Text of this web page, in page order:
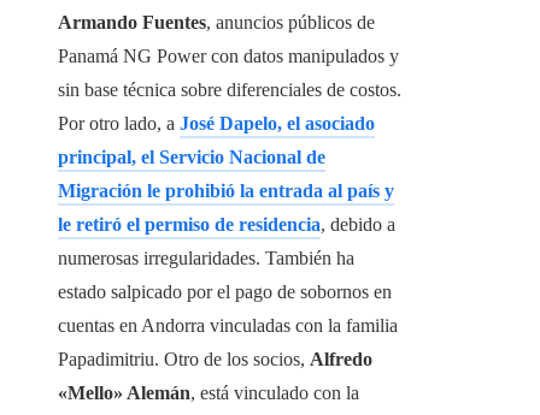
Armando Fuentes, anuncios públicos de
Panamá NG Power con datos manipulados y
sin base técnica sobre diferenciales de costos.
Por otro lado, a José Dapelo, el asociado
principal, el Servicio Nacional de
Migración le prohibió la entrada al país y
le retiró el permiso de residencia, debido a
numerosas irregularidades. También ha
estado salpicado por el pago de sobornos en
cuentas en Andorra vinculadas con la familia
Papadimitriu. Otro de los socios, Alfredo
«Mello» Alemán, está vinculado con la